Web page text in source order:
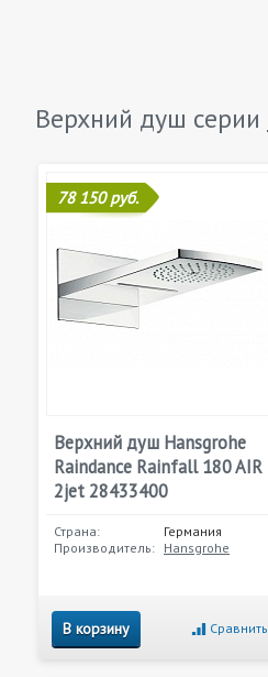
Верхний душ серии
78 150 руб.
Верхний душ Hansgrohe
Raindance Rainfall 180 AIR
2jet 28433400
Страна:
Германия
Производитель: Hansgrohe
В корзину Сравнить